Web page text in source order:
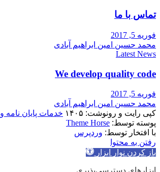
تماس با ما
فوریه 5, 2017
محمد حسین امین ابراهیم آبادی
Latest News
We develop quality code
فوریه 5, 2017
محمد حسین امین ابراهیم آبادی
کپی رایت و رونوشت: ۱۴۰۵
خدمات پایان
پوسته توسط: Theme Horse
با افتخار توسط: وردپرس
رفتن به محتوا
باز کردن نوار ابزار